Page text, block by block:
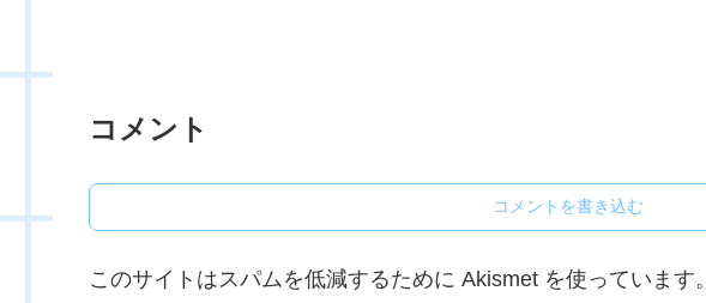
コメント
コメントを書き込む
このサイトはスパムを低減するために Akismet を使っています。